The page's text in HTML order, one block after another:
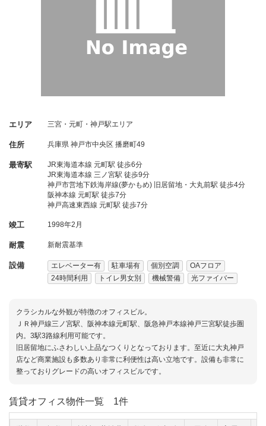
エリア 三宮・元町・神戸駅エリア
住所 兵庫県 神戸市中央区 播磨町49
最寄駅
JR東海道本線 元町駅 徒歩6分
JR東海道本線 三ノ宮駅 徒歩9分
神戸市営地下鉄海岸線(夢かもめ) 旧居留地・大丸前駅 徒歩4分
阪神本線 元町駅 徒歩7分
神戸高速東西線 元町駅 徒歩7分
竣工 1998年2月
耐震 新耐震基準
設備 エレベーター有 駐車場有 個別空調
OAフロア
24時間利用
トイレ男女別 機械警備 光ファイバー
クラシカルな外観が特徴のオフィスビル。
ＪＲ神戸線三ノ宮駅、阪神本線元町駅、阪急神戸本線神戸三宮駅徒歩圏
内。3駅3路線利用可能です。
旧居留地にふさわしい上品なつくりとなっております。至近に大丸神戸
店など商業施設も多数あり非常に利便性は高い立地です。設備も非常に
整っておりグレードの高いオフィスビルです。
賃貸オフィス物件一覧 1件